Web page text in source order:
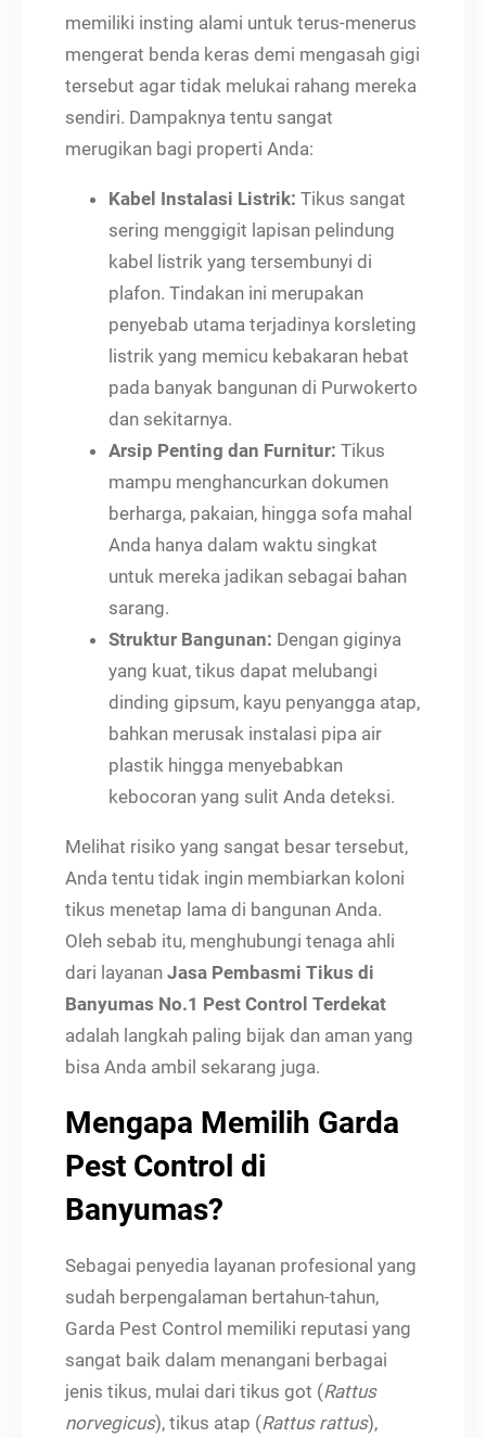
memiliki insting alami untuk terus-menerus
mengerat benda keras demi mengasah gigi
tersebut agar tidak melukai rahang mereka
sendiri. Dampaknya tentu sangat
merugikan bagi properti Anda:
Kabel Instalasi Listrik: Tikus sangat
sering menggigit lapisan pelindung
kabel listrik yang tersembunyi di
plafon. Tindakan ini merupakan
penyebab utama terjadinya korsleting
listrik yang memicu kebakaran hebat
pada banyak bangunan di Purwokerto
dan sekitarnya.
Arsip Penting dan Furnitur: Tikus
mampu menghancurkan dokumen
berharga, pakaian, hingga sofa mahal
Anda hanya dalam waktu singkat
untuk mereka jadikan sebagai bahan
sarang.
Struktur Bangunan: Dengan giginya
yang kuat, tikus dapat melubangi
dinding gipsum, kayu penyangga atap,
bahkan merusak instalasi pipa air
plastik hingga menyebabkan
kebocoran yang sulit Anda deteksi.
Melihat risiko yang sangat besar tersebut,
Anda tentu tidak ingin membiarkan koloni
tikus menetap lama di bangunan Anda.
Oleh sebab itu, menghubungi tenaga ahli
dari layanan Jasa Pembasmi Tikus di
Banyumas No.1 Pest Control Terdekat
adalah langkah paling bijak dan aman yang
bisa Anda ambil sekarang juga.
Mengapa Memilih Garda
Pest Control di
Banyumas?
Sebagai penyedia layanan profesional yang
sudah berpengalaman bertahun-tahun,
Garda Pest Control memiliki reputasi yang
sangat baik dalam menangani berbagai
jenis tikus, mulai dari tikus got (Rattus
norvegicus), tikus atap (Rattus rattus),